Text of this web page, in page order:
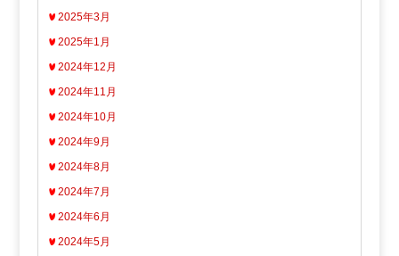
2025年3月
2025年1月
2024年12月
2024年11月
2024年10月
2024年9月
2024年8月
2024年7月
2024年6月
2024年5月